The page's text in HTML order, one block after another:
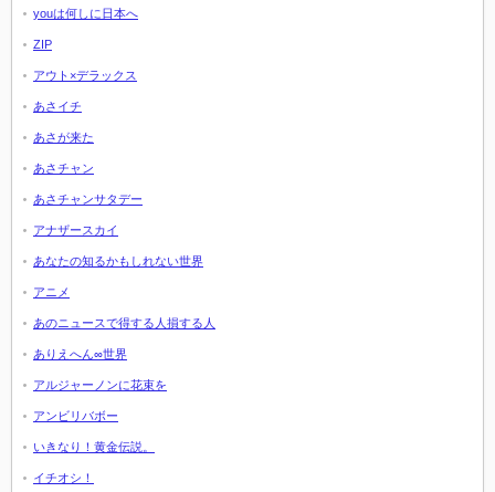
youは何しに日本へ
ZIP
アウト×デラックス
あさイチ
あさが来た
あさチャン
あさチャンサタデー
アナザースカイ
あなたの知るかもしれない世界
アニメ
あのニュースで得する人損する人
ありえへん∞世界
アルジャーノンに花束を
アンビリバボー
いきなり！黄金伝説。
イチオシ！